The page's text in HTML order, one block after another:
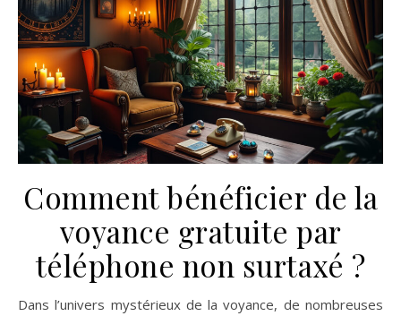
Comment bénéficier de la
voyance gratuite par
téléphone non surtaxé ?
Dans l’univers mystérieux de la voyance, de nombreuses